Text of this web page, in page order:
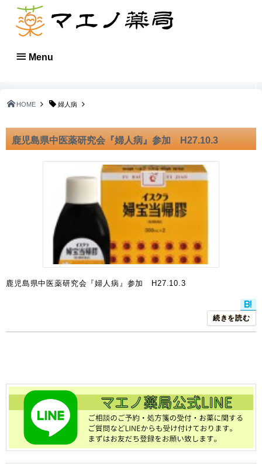
Menu
HOME 婦人病
鹿児島県中医薬研究会『婦人病』参加 H27.10.3
鹿児島県中医薬研究会『婦人病』参加 H27.10.3
続きを読む